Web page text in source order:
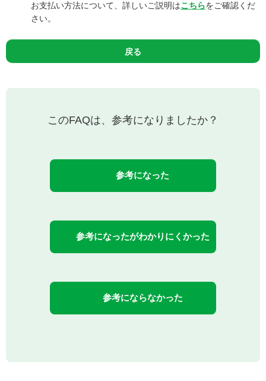
お支払い方法について、詳しいご説明はこちらをご確認くだ
さい。
戻る
このFAQは、参考になりましたか？
参考になった
参考になったがわかりにくかった
参考にならなかった